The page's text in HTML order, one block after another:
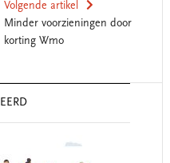
Volgende artikel
Minder voorzieningen door
korting Wmo